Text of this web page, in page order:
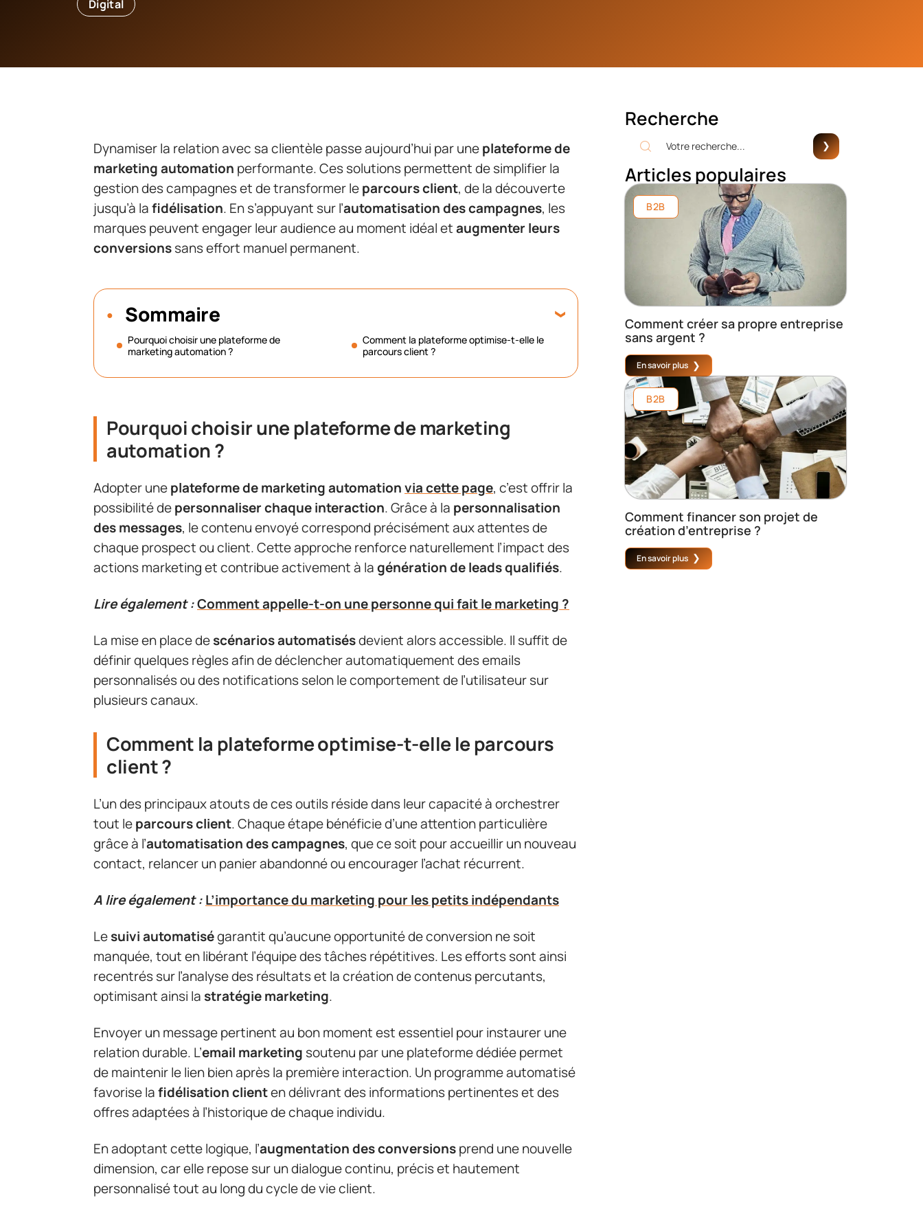
Digital
Dynamiser la relation avec sa clientèle passe aujourd’hui par uneplateforme de
marketing automation performante. Ces solutions permettent de simplifier la
gestion des campagnes et de transformer leparcours client, de la découverte
jusqu’à lafidélisation. En s’appuyant sur l’automatisation des campagnes, les
marques peuvent engager leur audience au moment idéal etaugmenter leurs
conversionssans effort manuel permanent.
Sommaire
Pourquoi choisir une plateforme de
marketing automation ?
Comment la plateforme optimise-t-elle le
parcours client ?
Pourquoi choisir une plateforme de marketing
automation ?
Adopter uneplateforme de marketing automationvia cette page, c’est offrir la
possibilité depersonnaliser chaque interaction. Grâce à la personnalisation
des messages, le contenu envoyé correspond précisément aux attentes de
chaque prospect ou client. Cette approche renforce naturellement l’impact des
actions marketing et contribue activement à lagénération de leads qualifiés.
Lire également :Comment appelle-t-on une personne qui fait le marketing ?
La mise en place descénarios automatisésdevient alors accessible. Il suffit de
définir quelques règles afin de déclencher automatiquement des emails
personnalisés ou des notifications selon le comportement de l’utilisateur sur
plusieurs canaux.
Comment la plateforme optimise-t-elle le parcours
client ?
L’un des principaux atouts de ces outils réside dans leur capacité à orchestrer
tout leparcours client. Chaque étape bénéficie d’une attention particulière
grâce à l’automatisation des campagnes, que ce soit pour accueillir un nouveau
contact, relancer un panier abandonné ou encourager l’achat récurrent.
A lire également :L’importance du marketing pour les petits indépendants
Lesuivi automatiségarantit qu’aucune opportunité de conversion ne soit
manquée, tout en libérant l’équipe des tâches répétitives. Les efforts sont ainsi
recentrés sur l’analyse des résultats et la création de contenus percutants,
optimisant ainsi la stratégie marketing.
Envoyer un message pertinent au bon moment est essentiel pour instaurer une
relation durable. L’email marketing soutenu par une plateforme dédiée permet
de maintenir le lien bien après la première interaction. Un programme automatisé
favorise lafidélisation clienten délivrant des informations pertinentes et des
offres adaptées à l’historique de chaque individu.
En adoptant cette logique, l’augmentation des conversionsprend une nouvelle
dimension, car elle repose sur un dialogue continu, précis et hautement
personnalisé tout au long du cycle de vie client.
Recherche
Articles populaires
B2B
Comment créer sa propre entreprise
sans argent ?
En savoir plus
B2B
Comment financer son projet de
création d’entreprise ?
En savoir plus